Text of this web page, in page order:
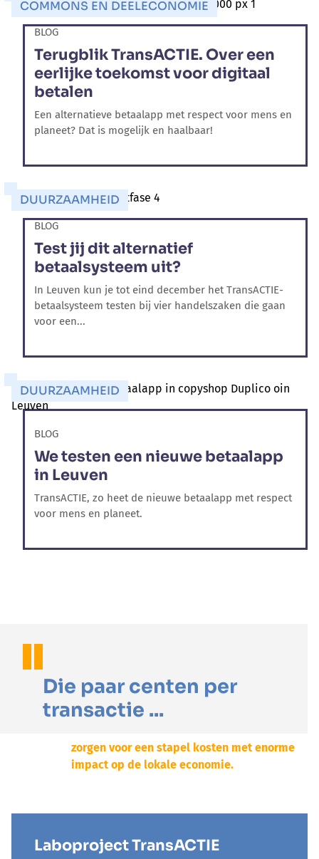
COMMONS EN DEELECONOMIE
BLOG
Terugblik TransACTIE. Over een
eerlijke toekomst voor digitaal
betalen
Een alternatieve betaalapp met respect voor mens en
planeet? Dat is mogelijk en haalbaar!
DUURZAAMHEID
BLOG
Test jij dit alternatief
betaalsysteem uit?
In Leuven kun je tot eind december het TransACTIE-
betaalsysteem testen bij vier handelszaken die gaan
voor een...
DUURZAAMHEID
BLOG
We testen een nieuwe betaalapp
in Leuven
TransACTIE, zo heet de nieuwe betaalapp met respect
voor mens en planeet.
Die paar centen per
transactie ...
zorgen voor een stapel kosten met enorme
impact op de lokale economie.
Laboproject TransACTIE